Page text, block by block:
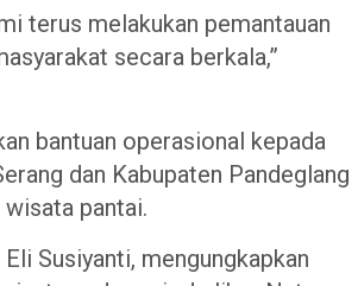
terus melakukan pemantauan
secara berkala,”
bantuan operasional kepada
dan Kabupaten Pandeglang
pantai.
Susiyanti, mengungkapkan